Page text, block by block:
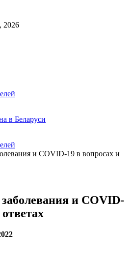
2026
в Беларуси
и COVID-19 в вопросах и
и COVID-